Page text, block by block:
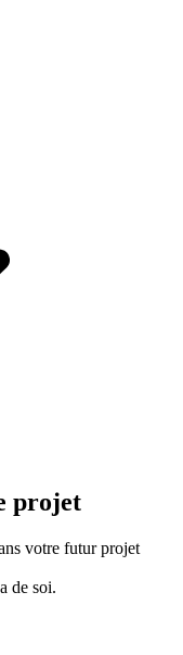
projet
votre futur projet
de soi.